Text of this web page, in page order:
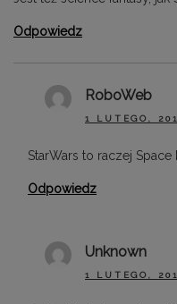
Odpowiedz
RoboWeb
1 LUTEGO,
StarWars to raczej Space
Odpowiedz
Unknown
1 LUTEGO,